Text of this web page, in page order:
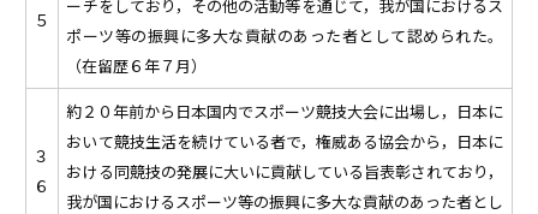
５
ーチをしており，その他の活動等を通じて，我が国におけるス
ポーツ等の振興に多大な貢献のあった者として認められた。
（在留歴６年７月）
３
６
約２０年前から日本国内でスポーツ競技大会に出場し，日本に
おいて競技生活を続けている者で，権威ある協会から，日本に
おける同競技の発展に大いに貢献している旨表彰されており，
我が国におけるスポーツ等の振興に多大な貢献のあった者とし